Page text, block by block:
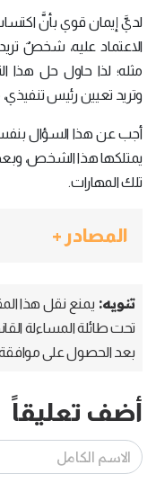
لديَّ إيمان قوي بأنَّ
الاعتماد عليه، شخصٌ
مثله؛ لذا حاول حل هذا
وتريد تعيين رئيس
أجب عن هذا السؤال
يمتلكها هذا الشخص،
تلك المهارات.
المصادر +
تنويه: يمنع نقل هذا
تحت طائلة المساءلة
بعد الحصول على
أضف تعليقاً